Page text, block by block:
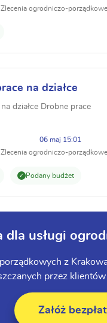
Zlecenia ogrodniczo-porządkowe
na działce
działce Drobne prace
06 maj 15:01
Zlecenia ogrodniczo-porządkowe
Podany budżet
dla usługi
z
przez
Załóż